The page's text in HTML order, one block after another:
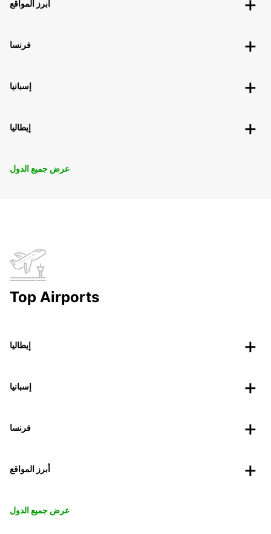
أبرز المواقع
فرنسا
إسبانيا
إيطاليا
عرض جميع الدول
Top Airports
إيطاليا
إسبانيا
فرنسا
أبرز المواقع
عرض جميع الدول